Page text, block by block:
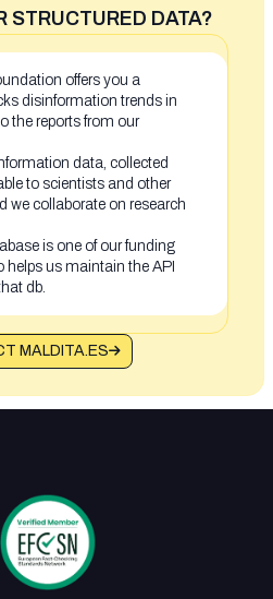
STRUCTURED DATA?
offers you a
disinformation trends in
the reports from our
data, collected
to scientists and other
we collaborate on research
is one of our funding
us maintain the API
db.
MALDITA.ES